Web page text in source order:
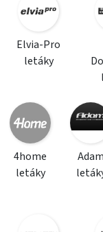
Elvia-Pro
letáky
4home
letáky
Adam